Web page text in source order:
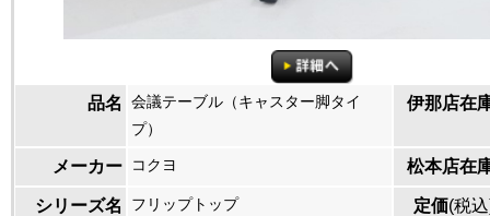
品名
会議テーブル（キャスター脚タイ
プ）
伊那店在
メーカー コクヨ 松本店在
シリーズ名 フリップトップ 定価(税